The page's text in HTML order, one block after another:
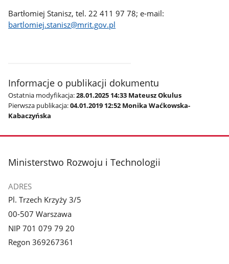
Bartłomiej Stanisz, tel. 22 411 97 78; e-mail:
bartlomiej.stanisz@mrit.gov.pl
Informacje o publikacji dokumentu
Ostatnia modyfikacja:28.01.2025 14:33 Mateusz Okulus
Pierwsza publikacja:04.01.2019 12:52 Monika Waćkowska-
Kabaczyńska
stopka
Ministerstwo Rozwoju i Technologii
ADRES
Pl. Trzech Krzyży 3/5
00-507 Warszawa
NIP 701 079 79 20
Regon 369267361